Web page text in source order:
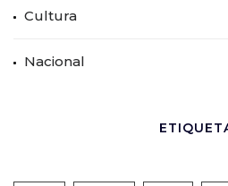
Cultura
Nacional